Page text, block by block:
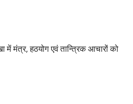
में मंत्र, हठयोग एवं तान्त्रिक आचारों को